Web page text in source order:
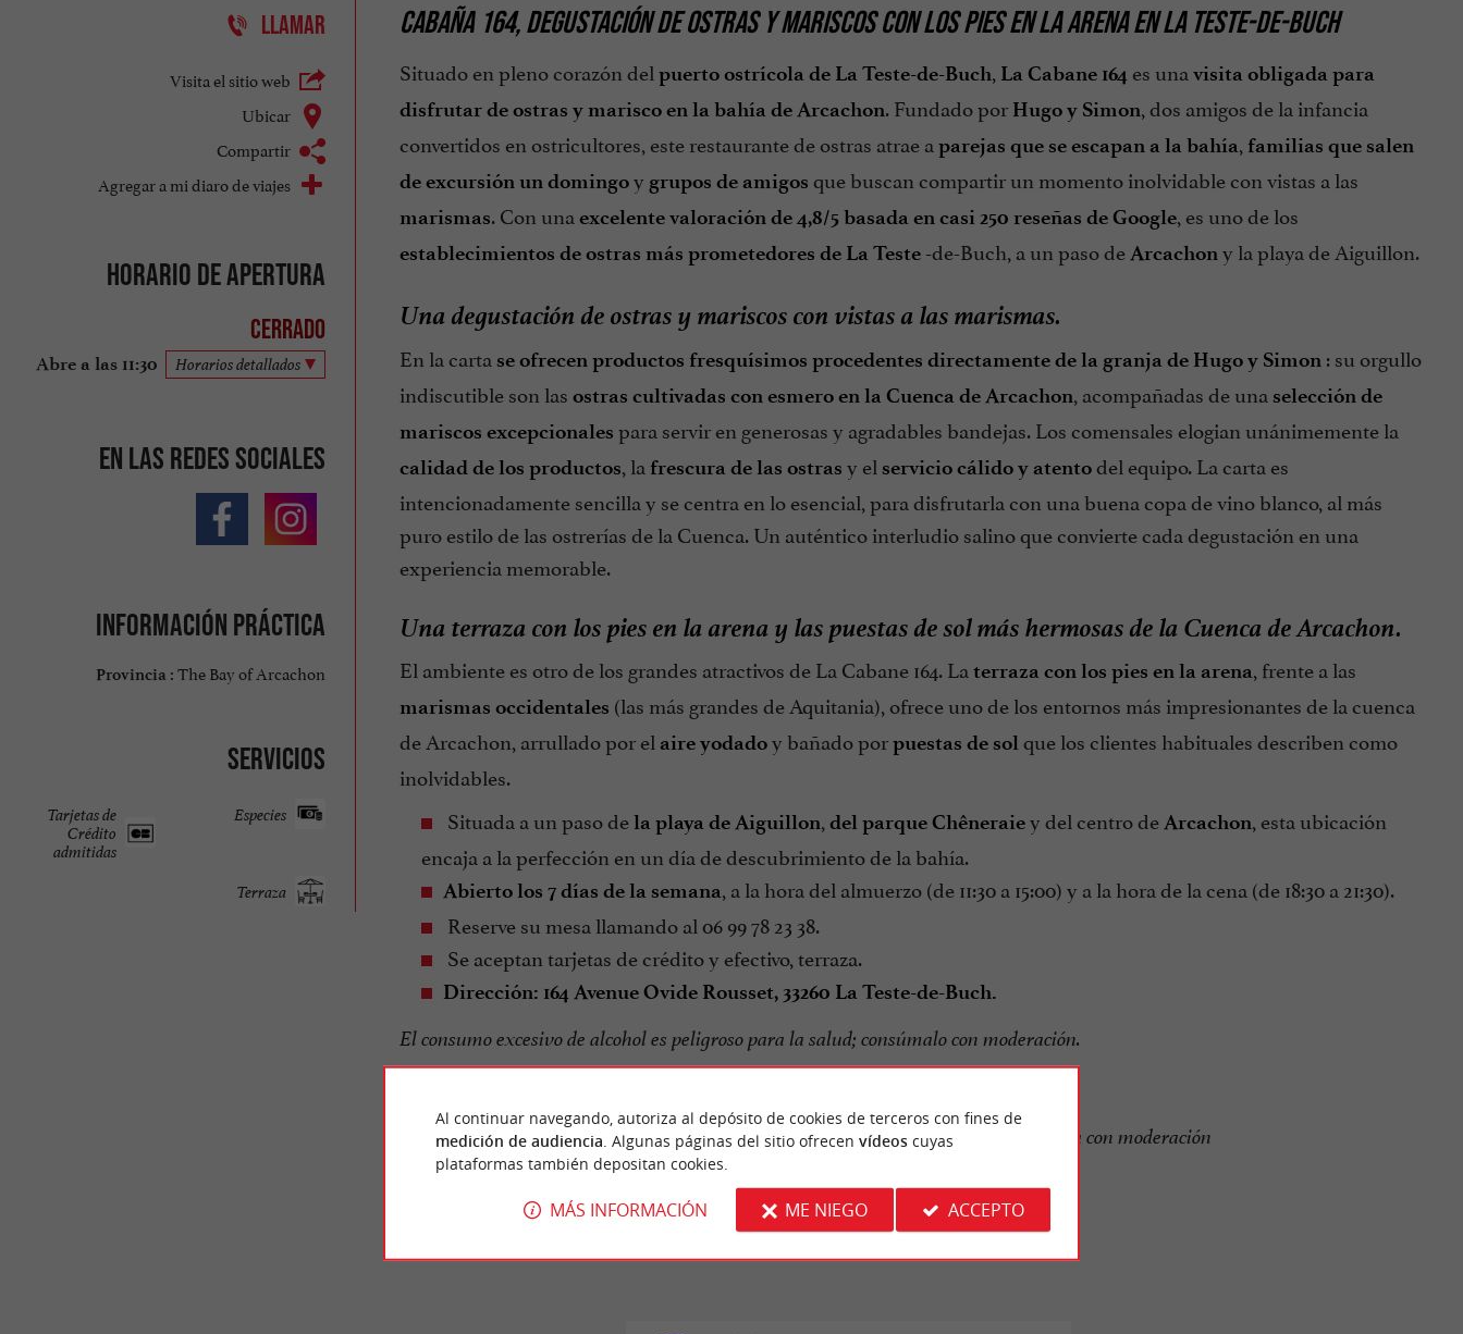
LLAMAR
Visita el sitio web
Ubicar
Compartir
Agregar a mi diaro de viajes
Horario de apertura
Cerrado
Abre a las 11:30 Horarios detallados
En las redes sociales
Información práctica
Provincia : The Bay of Arcachon
Servicios
Especies
Tarjetas de
Crédito
admitidas
Terraza
CABAÑA 164, DEGUSTACIÓN DE OSTRAS Y MARISCOS CON LOS PIES EN LA ARENA EN LA TESTE-DE-BUCH
Situado en pleno corazón del puerto ostrícola de La Teste-de-Buch, La Cabane 164 es una visita obligada para
disfrutar de ostras y marisco en la bahía de Arcachon. Fundado por Hugo y Simon, dos amigos de la infancia
convertidos en ostricultores, este restaurante de ostras atrae a parejas que se escapan a la bahía, familias que salen
de excursión un domingoy grupos de amigos que buscan compartir un momento inolvidable con vistas a las
marismas. Con una excelente valoración de 4,8/5 basada en casi 250 reseñas de Google, es uno de los
establecimientos de ostras más prometedores de La Teste-de-Buch, a un paso deArcachony la playa de Aiguillon.
Una degustación de ostras y mariscos con vistas a las marismas.
En la carta se ofrecen productos fresquísimos procedentes directamente de la granja de Hugo y Simon : su orgullo
indiscutible son las ostras cultivadas con esmero en la Cuenca de Arcachon, acompañadas de una selección de
mariscos excepcionales para servir en generosas y agradables bandejas. Los comensales elogian unánimemente la
calidad de los productos, la frescura de las ostras y el servicio cálido y atentodel equipo. La carta es
intencionadamente sencilla y se centra en lo esencial, para disfrutarla con una buena copa de vino blanco, al más
puro estilo de las ostrerías de la Cuenca. Un auténtico interludio salino que convierte cada degustación en una
experiencia memorable.
Una terraza con los pies en la arena y las puestas de sol más hermosas de la Cuenca de Arcachon.
El ambiente es otro de los grandes atractivos de La Cabane 164. La terraza con los pies en la arena, frente a las
marismas occidentales (las más grandes de Aquitania), ofrece uno de los entornos más impresionantes de la cuenca
de Arcachon, arrullado por el aire yodadoy bañado porpuestas de sol que los clientes habituales describen como
inolvidables.
Situada a un paso dela playa de Aiguillon, del parque Chêneraiey del centro deArcachon, esta ubicación
encaja a la perfección en un día de descubrimiento de la bahía.
Abierto los 7 días de la semana, a la hora del almuerzo (de 11:30 a 15:00) y a la hora de la cena (de 18:30 a 21:30).
Reserve su mesa llamando al 06 99 78 23 38.
Se aceptan tarjetas de crédito y efectivo, terraza.
Dirección: 164 Avenue Ovide Rousset, 33260 La Teste-de-Buch.
El consumo excesivo de alcohol es peligroso para la salud; consúmalo con moderación.
El abuso de alcohol es peligroso para la salud, consuma con moderación
Al continuar navegando, autoriza al depósito de cookies de terceros con fines de
medición de audiencia . Algunas páginas del sitio ofrecen vídeoscuyas
plataformas también depositan cookies.
MÁS INFORMACIÓN ME NIEGO ACCEPTO